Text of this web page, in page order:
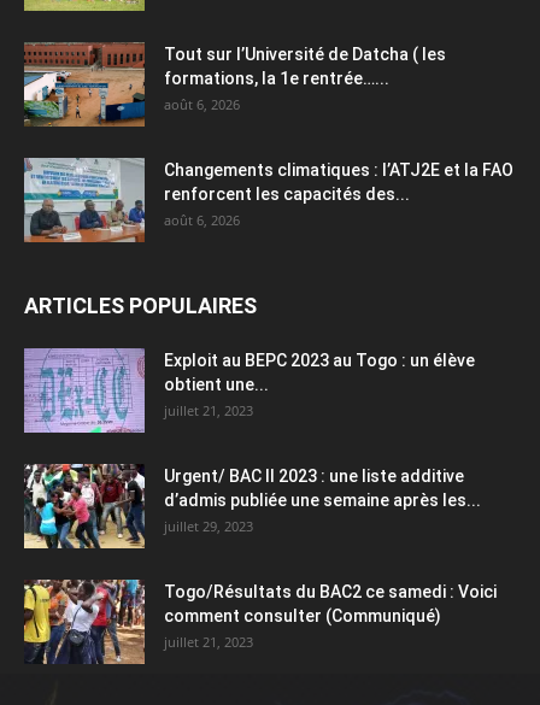
Tout sur l’Université de Datcha ( les
formations, la 1e rentrée…...
août 6, 2026
Changements climatiques : l’ATJ2E et la FAO
renforcent les capacités des...
août 6, 2026
ARTICLES POPULAIRES
Exploit au BEPC 2023 au Togo : un élève
obtient une...
juillet 21, 2023
Urgent/ BAC II 2023 : une liste additive
d’admis publiée une semaine après les...
juillet 29, 2023
Togo/Résultats du BAC2 ce samedi : Voici
comment consulter (Communiqué)
juillet 21, 2023